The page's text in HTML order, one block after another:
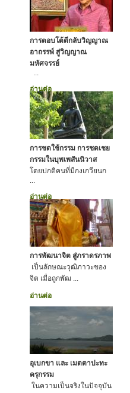
การตอบโต้ตีกลับวิญญาณ
อาถรรพ์ สู่วิญญาณ
มหัศจรรย์
...
อ่านต่อ
การชดใช้กรรม การชดเชย
กรรมในบุพเพสันนิวาส
โดยปกติคนที่มีกงเกวียนก
...
อ่านต่อ
การพัฒนาจิต สู่ภราดรภาพ
เป็นลักษณะวุฒิภาวะของ
จิต เมื่อถูกพัฒ ...
อ่านต่อ
อุเบกขา และ เมตตาปะทะ
ครุกรรม
ในความเป็นจริงในปัจจุบัน